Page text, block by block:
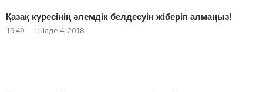
Қазақ күресінің әлемдік белдесуін жіберіп алмаңыз!
19:49 Шілде 4, 2018